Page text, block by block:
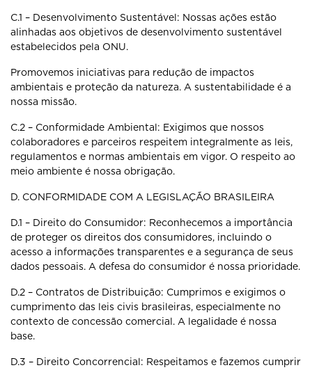
C.1 – Desenvolvimento Sustentável: Nossas ações estão
alinhadas aos objetivos de desenvolvimento sustentável
estabelecidos pela ONU.
Promovemos iniciativas para redução de impactos
ambientais e proteção da natureza. A sustentabilidade é a
nossa missão.
C.2 – Conformidade Ambiental: Exigimos que nossos
colaboradores e parceiros respeitem integralmente as leis,
regulamentos e normas ambientais em vigor. O respeito ao
meio ambiente é nossa obrigação.
D. CONFORMIDADE COM A LEGISLAÇÃO BRASILEIRA
D.1 – Direito do Consumidor: Reconhecemos a importância
de proteger os direitos dos consumidores, incluindo o
acesso a informações transparentes e a segurança de seus
dados pessoais. A defesa do consumidor é nossa prioridade.
D.2 – Contratos de Distribuição: Cumprimos e exigimos o
cumprimento das leis civis brasileiras, especialmente no
contexto de concessão comercial. A legalidade é nossa
base.
D.3 – Direito Concorrencial: Respeitamos e fazemos cumprir